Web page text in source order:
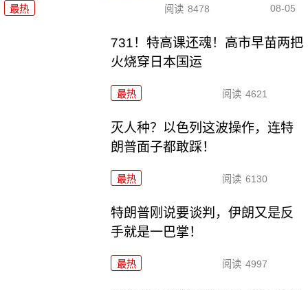
最热 阅读 8478 08-05
731！特高课还魂！高市早苗两把
火烧穿日本国运
最热 阅读 4621
灭人种？以色列这波操作，连特
朗普面子都敢踩！
最热 阅读 6130
特朗普刚说要谈判，伊朗又是反
手就是一巴掌！
最热 阅读 4997